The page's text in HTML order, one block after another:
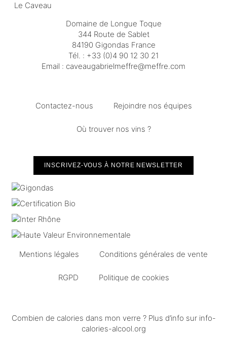
Le Caveau
Domaine de Longue Toque
344 Route de Sablet
84190 Gigondas France
Tél. : +33 (0)4 90 12 30 21
Email : moc.erffem@erffemleirbaguaevac
Contactez-nous Rejoindre nos équipes
Où trouver nos vins ?
INSCRIVEZ-VOUS À NOTRE NEWSLETTER
Mentions légales Conditions générales de vente
RGPD Politique de cookies
Combien de calories dans mon verre ? Plus d’info sur info-
calories-alcool.org